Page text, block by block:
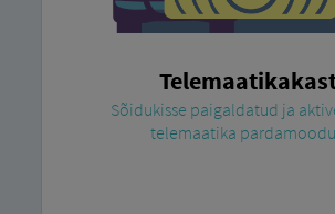
Sõidukisse paigaldatud ja
telemaatika